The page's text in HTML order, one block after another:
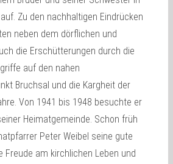
Zu den nachhaltigen Eindrücken
neben dem dörflichen und
die Erschütterungen durch die
auf den nahen
Bruchsal und die Kargheit der
Von 1941 bis 1948 besuchte er
Heimatgemeinde. Schon früh
Peter Weibel seine gute
Freude am kirchlichen Leben und